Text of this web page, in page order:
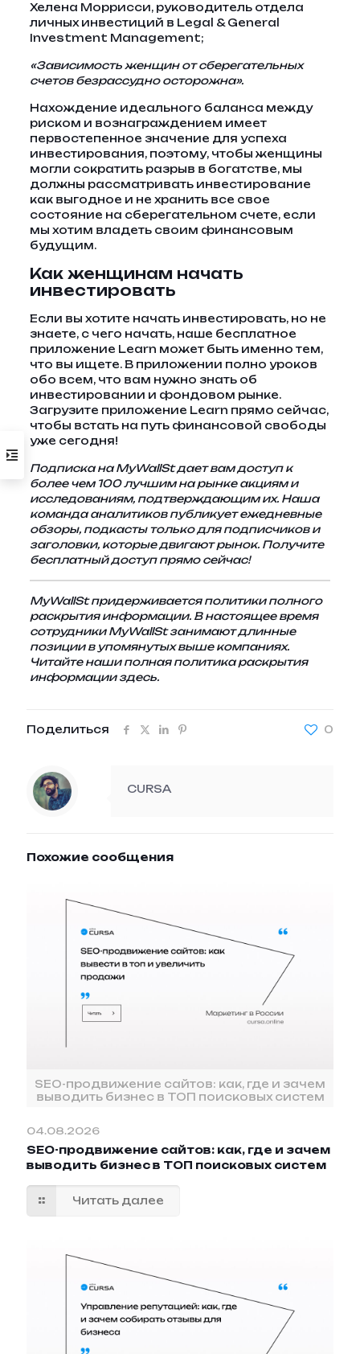
Хелена Моррисси, руководитель отдела
личных инвестиций в Legal & General
Investment Management;
«Зависимость женщин от сберегательных
счетов безрассудно осторожна».
Нахождение идеального баланса между
риском и вознаграждением имеет
первостепенное значение для успеха
инвестирования, поэтому, чтобы женщины
могли сократить разрыв в богатстве, мы
должны рассматривать инвестирование
как выгодное и не хранить все свое
состояние на сберегательном счете, если
мы хотим владеть своим финансовым
будущим.
Как женщинам начать
инвестировать
Если вы хотите начать инвестировать, но не
знаете, с чего начать, наше бесплатное
приложение Learn может быть именно тем,
что вы ищете. В приложении полно уроков
обо всем, что вам нужно знать об
инвестировании и фондовом рынке.
Загрузите приложение Learn прямо сейчас,
чтобы встать на путь финансовой свободы
уже сегодня!
Подписка на MyWallSt дает вам доступ к
более чем 100 лучшим на рынке акциям и
исследованиям, подтверждающим их. Наша
команда аналитиков публикует ежедневные
обзоры, подкасты только для подписчиков и
заголовки, которые двигают рынок. Получите
бесплатный доступ прямо сейчас!
MyWallSt придерживается политики полного
раскрытия информации. В настоящее время
сотрудники MyWallSt занимают длинные
позиции в упомянутых выше компаниях.
Читайте нашиполная политика раскрытия
информации здесь.
Поделиться 0
CURSA
Похожие сообщения
SEO-продвижение сайтов: как, где и зачем
выводить бизнес в ТОП поисковых систем
04.08.2026
SEO-продвижение сайтов: как, где и зачем
выводить бизнес в ТОП поисковых систем
Читать далее